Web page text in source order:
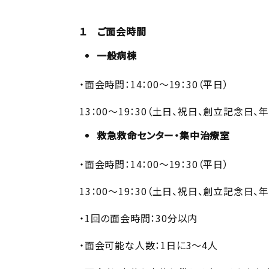
１ ご面会時間
一般病棟
・面会時間：14：00～19：30（平日）
13：00～19：30（土日、祝日、創立記念日、
救急救命センター・集中治療室
・面会時間：14：00～19：30（平日）
13：00～19：30（土日、祝日、創立記念日、
・1回の面会時間：30分以内
・面会可能な人数：1日に3～4人